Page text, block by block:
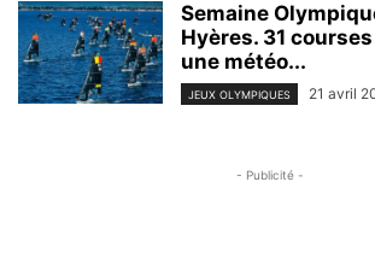
Semaine
Hyères. 31
une météo...
JEUX OLYMPIQUES 21 avril
- Publicité -